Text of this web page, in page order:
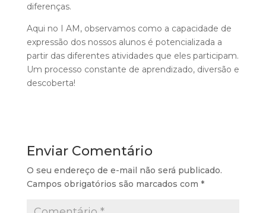
diferenças.
Aqui no I AM, observamos como a capacidade de
expressão dos nossos alunos é potencializada a
partir das diferentes atividades que eles participam.
Um processo constante de aprendizado, diversão e
descoberta!
Enviar Comentário
O seu endereço de e-mail não será publicado.
Campos obrigatórios são marcados com *